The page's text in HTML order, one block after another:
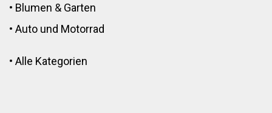
• Blumen & Garten
• Auto und Motorrad
• Alle Kategorien